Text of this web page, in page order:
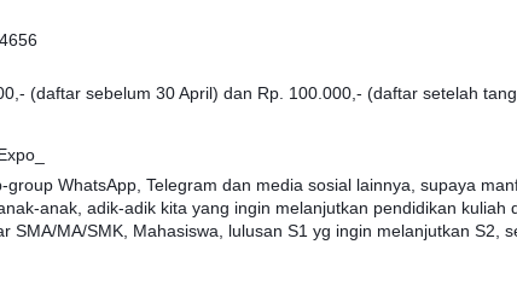
(daftar sebelum 30 April) dan Rp. 100.000,- (daftar setelah
group WhatsApp, Telegram dan media sosial lainnya, supaya
anak, adik-adik kita yang ingin melanjutkan pendidikan kuliah
SMA/MA/SMK, Mahasiswa, lulusan S1 yg ingin melanjutkan S2,